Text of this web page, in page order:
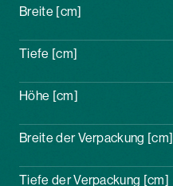
Breite [cm]
Tiefe [cm]
Höhe [cm]
Breite der Verpackung [cm]
Tiefe der Verpackung [cm]